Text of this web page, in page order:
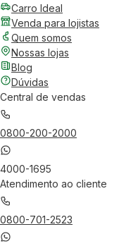
Carro Ideal
Venda para lojistas
Quem somos
Nossas lojas
Blog
Dúvidas
Central de vendas
0800-200-2000
4000-1695
Atendimento ao cliente
0800-701-2523